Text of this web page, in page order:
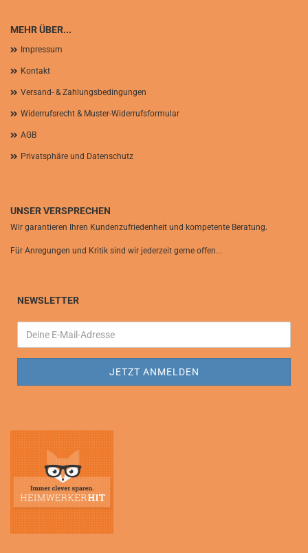
MEHR ÜBER...
Impressum
Kontakt
Versand- & Zahlungsbedingungen
Widerrufsrecht & Muster-Widerrufsformular
AGB
Privatsphäre und Datenschutz
UNSER VERSPRECHEN
Wir garantieren Ihren Kundenzufriedenheit und kompetente Beratung.
Für Anregungen und Kritik sind wir jederzeit gerne offen...
NEWSLETTER